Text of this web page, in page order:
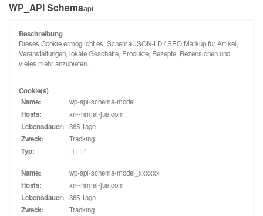
WP_API Schemaapi
Beschreibung
Dieses Cookie ermöglicht es, Schema JSON-LD / SEO Markup für Artikel,
Veranstaltungen, lokale Geschäfte, Produkte, Rezepte, Rezensionen und
vieles mehr anzubieten.
Cookie(s)
Name:
wp-api-schema-model
Hosts: xn--hrmal-jua.com
Lebensdauer: 365 Tage
Zweck: Tracking
Typ: HTTP
Name: wp-api-schema-model_xxxxxx
Hosts: xn--hrmal-jua.com
Lebensdauer: 365 Tage
Zweck: Tracking